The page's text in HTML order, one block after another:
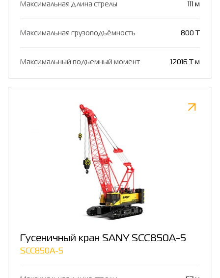
Максимальная длина стрелы 111 м
Максимальная грузоподъёмность 800 Т
Максимальный подъемный момент 12016 Т·м
Гусеничный кран SANY SCC850A-5
SCC850A-5